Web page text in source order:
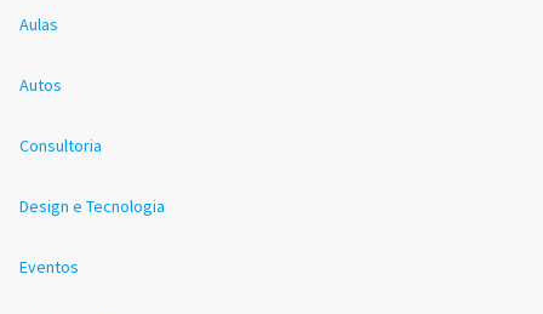
Aulas
Autos
Consultoria
Design e Tecnologia
Eventos